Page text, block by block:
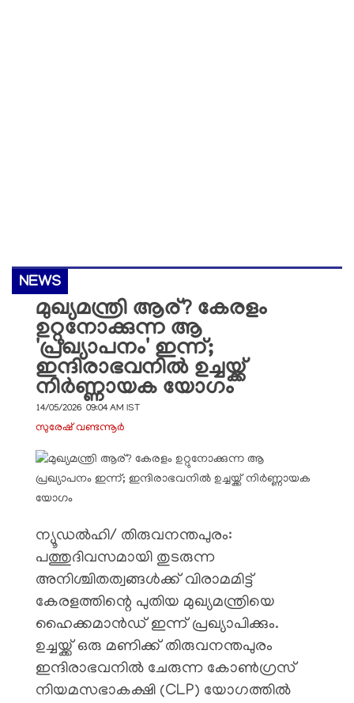
NEWS
മുഖ്യമന്ത്രി ആര്? കേരളം
ഉറ്റുനോക്കുന്ന ആ
'പ്രഖ്യാപനം' ഇന്ന്;
ഇന്ദിരാഭവനിൽ ഉച്ചയ്ക്ക്
നിർണ്ണായക യോഗം
14/05/2026 09:04 AM IST
സുരേഷ് വണ്ടന്നൂർ
ന്യൂഡൽഹി/ തിരുവനന്തപുരം:
പത്തുദിവസമായി തുടരുന്ന
അനിശ്ചിതത്വങ്ങൾക്ക് വിരാമമിട്ട്
കേരളത്തിന്റെ പുതിയ മുഖ്യമന്ത്രിയെ
ഹൈക്കമാൻഡ് ഇന്ന് പ്രഖ്യാപിക്കും.
ഉച്ചയ്ക്ക് ഒരു മണിക്ക് തിരുവനന്തപുരം
ഇന്ദിരാഭവനിൽ ചേരുന്ന കോൺഗ്രസ്
നിയമസഭാകക്ഷി (CLP) യോഗത്തിൽ